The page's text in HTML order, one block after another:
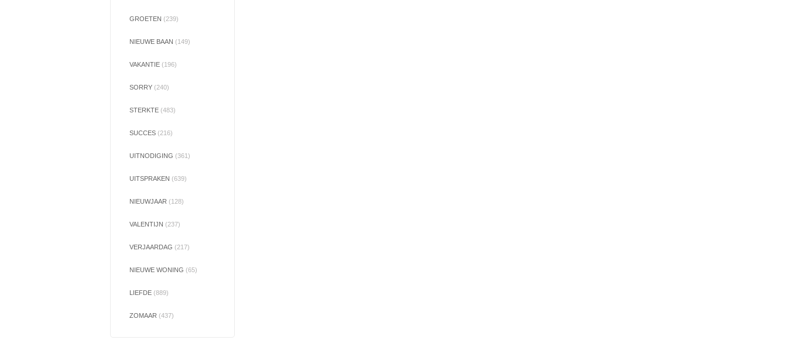
GROETEN (239)
NIEUWE BAAN (149)
VAKANTIE (196)
SORRY (240)
STERKTE (483)
SUCCES (216)
UITNODIGING (361)
UITSPRAKEN (639)
NIEUWJAAR (128)
VALENTIJN (237)
VERJAARDAG (217)
NIEUWE WONING (65)
LIEFDE (889)
ZOMAAR (437)